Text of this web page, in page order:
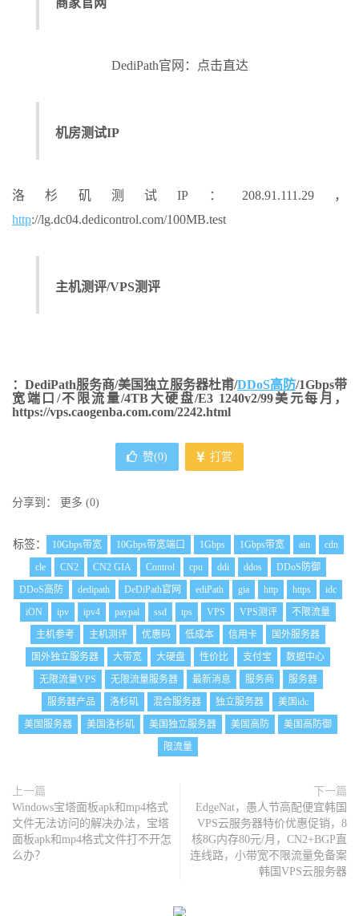
商家官网
DediPath官网：点击直达
机房测试IP
洛杉矶测试IP：208.91.111.29，
http://lg.dc04.dedicontrol.com/100MB.test
主机测评/VPS测评
：DediPath服务商/美国独立服务器杜甫/DDoS高防/1Gbps带
宽端口/不限流量/4TB大硬盘/E3 1240v2/99美元每月，
https://vps.caogenba.com.com/2242.html
赞(0) 打赏
分享到： 更多 (0)
标签： 10Gbps带宽 10Gbps带宽端口 1Gbps 1Gbps带宽 ain
cdn
cle
CN2 CN2 GIA Control cpu ddi ddos
DDoS防御
DDoS高防
dedipath DeDiPath官网 ediPath gia http https
idc
iON
ipv ipv4 paypal ssd tps VPS VPS测评
不限流量
主机参考
主机测评 优惠码 低成本 信用卡
国外服务器
国外独立服务器
大带宽 大硬盘 性价比 支付宝
数据中心
无限流量VPS
无限流量服务器 最新消息 服务商
服务器
服务器产品
洛杉矶 混合服务器 独立服务器
美国idc
美国服务器
美国洛杉矶 美国独立服务器 美国高防
美国高防御
限流量
上一篇
Windows宝塔面板apk和mp4格式
文件无法访问的解决办法，宝塔
面板apk和mp4格式文件打不开怎
么办？
下一篇
EdgeNat，愚人节高配便宜韩国
VPS云服务器特价优惠促销，8
核8G内存80元/月，CN2+BGP直
连线路，小带宽不限流量免备案
韩国VPS云服务器